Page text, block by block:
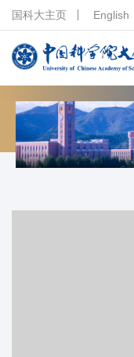
国科大主页 English